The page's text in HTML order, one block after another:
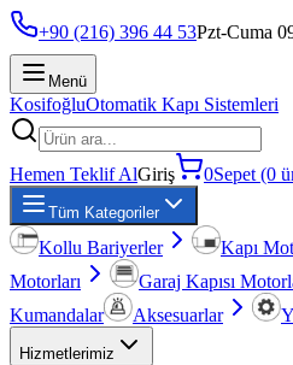
+90 (216) 396 44 53Pzt-Cuma
Menü
KosifoğluOtomatik Kapı Sistemleri
Hemen Teklif AlGiriş 0Sepet (0
Tüm Kategoriler
Kollu Bariyerler Kapı
Motorları
Garaj Kapısı
Kumandalar
Aksesuarlar
Hizmetlerimiz